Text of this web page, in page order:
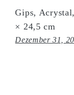
Gips,
× 24,5 cm
Dezember 31,